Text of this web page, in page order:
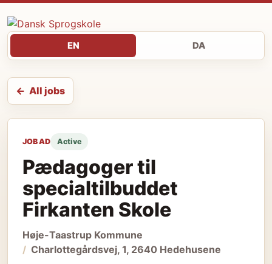
EN DA
All jobs
JOB AD Active
Pædagoger til
specialtilbuddet
Firkanten Skole
Høje-Taastrup Kommune
Charlottegårdsvej, 1, 2640 Hedehusene